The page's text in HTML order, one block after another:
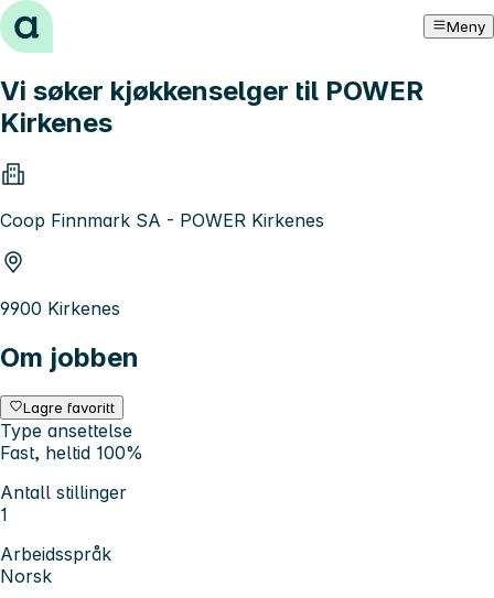
Hopp til innhold Meny
Vi søker kjøkkenselger til POWER
Kirkenes
Coop Finnmark SA - POWER Kirkenes
9900 Kirkenes
Om jobben
Lagre favoritt
Type ansettelse
Fast, heltid 100%
Antall stillinger
1
Arbeidsspråk
Norsk